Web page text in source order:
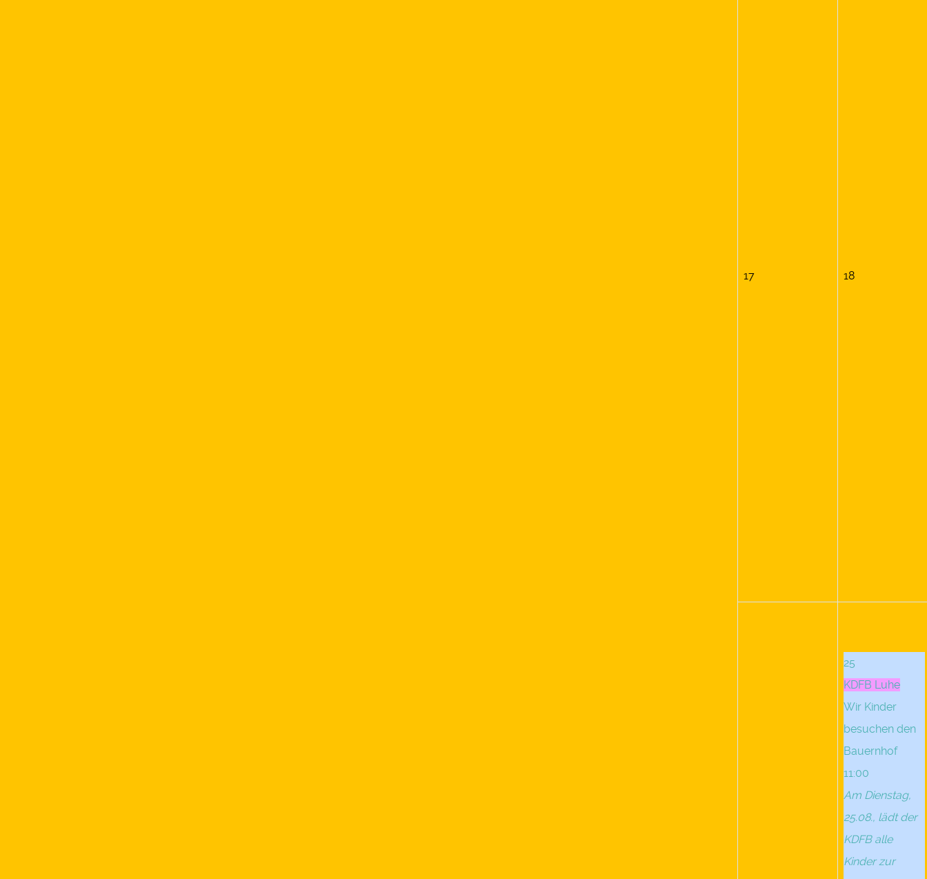
17 18
25
KDFB Luhe
Wir Kinder
besuchen den
Bauernhof
11:00
Am Dienstag,
25.08., lädt der
KDFB alle
Kinder zur